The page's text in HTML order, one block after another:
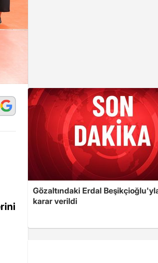
Gözaltındaki Erdal
karar verildi